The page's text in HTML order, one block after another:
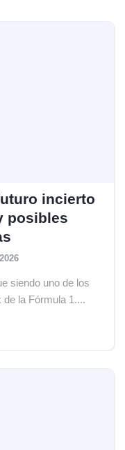
incierto
posibles
siendo uno de los
la Fórmula 1....